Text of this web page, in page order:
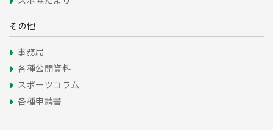
その他
事務局
各種公開資料
スポーツコラム
各種申請書